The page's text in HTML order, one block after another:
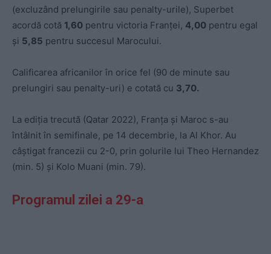
(excluzând prelungirile sau penalty-urile), Superbet
acordă cotă 1,60 pentru victoria Franței, 4,00 pentru egal
și 5,85 pentru succesul Marocului.
Calificarea africanilor în orice fel (90 de minute sau
prelungiri sau penalty-uri) e cotată cu 3,70.
La ediția trecută (Qatar 2022), Franța și Maroc s-au
întâlnit în semifinale, pe 14 decembrie, la Al Khor. Au
câștigat francezii cu 2-0, prin golurile lui Theo Hernandez
(min. 5) și Kolo Muani (min. 79).
Programul zilei a 29-a